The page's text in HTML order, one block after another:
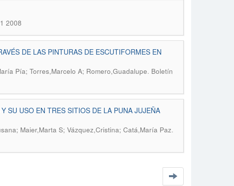
2008
DE LAS PINTURAS DE ESCUTIFORMES EN
Pía; Torres,Marcelo A; Romero,Guadalupe. Boletín
SU USO EN TRES SITIOS DE LA PUNA JUJEÑA
Maier,Marta S; Vázquez,Cristina; Catá,María Paz.